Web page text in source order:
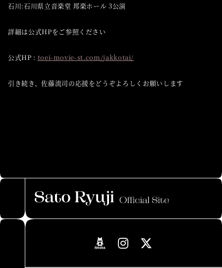
石川:石川県立音楽堂 邦楽ホール 3公演
詳細は公式HPをご参照ください
公式HP : toei-movie-st.com/jakkotai/
引き続き、佐藤流司の応援をどうぞよろしくお願いします